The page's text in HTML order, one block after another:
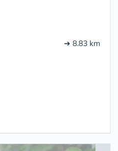
➔ 8.83 km